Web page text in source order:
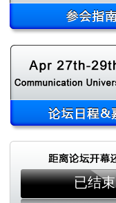
已结束